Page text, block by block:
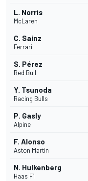
L. Norris
McLaren
C. Sainz
Ferrari
S. Pérez
Red Bull
Y. Tsunoda
Racing Bulls
P. Gasly
Alpine
F. Alonso
Aston Martin
N. Hulkenberg
Haas F1